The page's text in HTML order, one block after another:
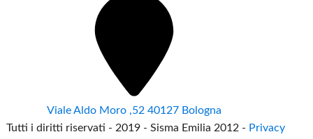
Viale Aldo Moro ,52 40127 Bologna
Tutti i diritti riservati - 2019 - Sisma Emilia 2012 - Privacy